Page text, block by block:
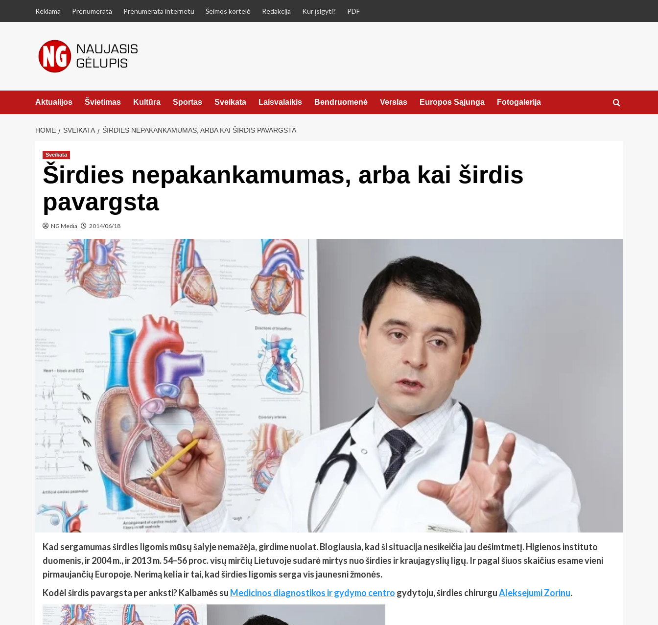
Reklama Prenumerata Prenumerata internetu Šeimos kortelė Redakcija Kur įsigyti? PDF
Aktualijos Švietimas Kultūra Sportas Sveikata Laisvalaikis Bendruomenė Verslas Europos Sąjunga Fotogalerija
HOME SVEIKATA ŠIRDIES NEPAKANKAMUMAS, ARBA KAI ŠIRDIS PAVARGSTA
Sveikata
Širdies nepakankamumas, arba kai širdis
pavargsta
NG Media 2014/06/18
Kad sergamumas širdies ligomis mūsų šalyje nemažėja, girdime nuolat. Blogiausia, kad ši situacija nesikeičia jau dešimtmetį. Higienos instituto
duomenis, ir 2004 m., ir 2013 m. 54–56 proc. visų mirčių Lietuvoje sudarė mirtys nuo širdies ir kraujagyslių ligų. Ir pagal šiuos skaičius esame vieni
pirmaujančių Europoje. Nerimą kelia ir tai, kad širdies ligomis serga vis jaunesni žmonės.
Kodėl širdis pavargsta per anksti? Kalbamės su Medicinos diagnostikos ir gydymo centro gydytoju, širdies chirurguAleksejumi Zorinu.